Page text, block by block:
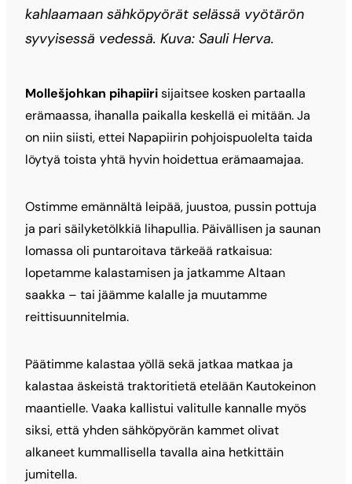
kahlaamaan sähköpyörät selässä vyötärön
syvyisessä vedessä. Kuva: Sauli Herva.
Mollešjohkan pihapiirisijaitsee kosken partaalla
erämaassa, ihanalla paikalla keskellä ei mitään. Ja
on niin siisti, ettei Napapiirin pohjoispuolelta taida
löytyä toista yhtä hyvin hoidettua erämaamajaa.
Ostimme emännältä leipää, juustoa, pussin pottuja
ja pari säilyketölkkiä lihapullia. Päivällisen ja saunan
lomassa oli puntaroitava tärkeää ratkaisua:
lopetamme kalastamisen ja jatkamme Altaan
saakka – tai jäämme kalalle ja muutamme
reittisuunnitelmia.
Päätimme kalastaa yöllä sekä jatkaa matkaa ja
kalastaa äskeistä traktoritietä etelään Kautokeinon
maantielle. Vaaka kallistui valitulle kannalle myös
siksi, että yhden sähköpyörän kammet olivat
alkaneet kummallisella tavalla aina hetkittäin
jumitella.